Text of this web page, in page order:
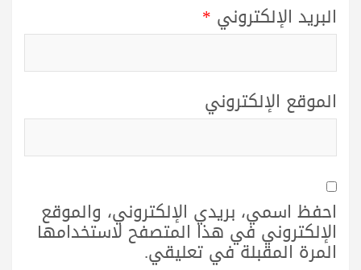
البريد الإلكتروني *
الموقع الإلكتروني
احفظ اسمي، بريدي الإلكتروني، والموقع
الإلكتروني في هذا المتصفح لاستخدامها
المرة المقبلة في تعليقي.